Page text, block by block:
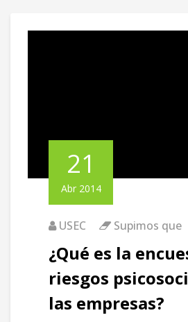
21
Abr 2014
USEC Supimos que
¿Qué es la
riesgos
las empresas?